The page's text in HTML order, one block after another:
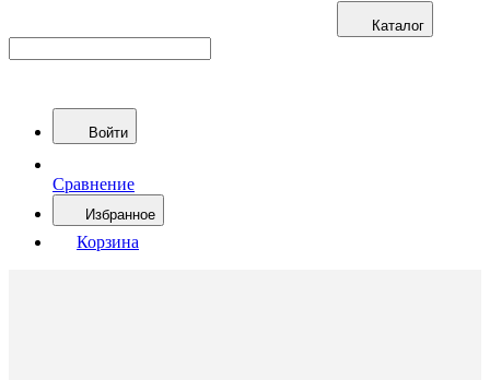
Каталог
Войти
Сравнение
Избранное
Корзина